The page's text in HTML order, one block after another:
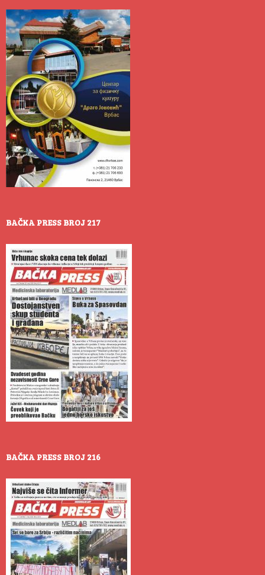
BAČKA PRESS BROJ 217
BAČKA PRESS BROJ 216